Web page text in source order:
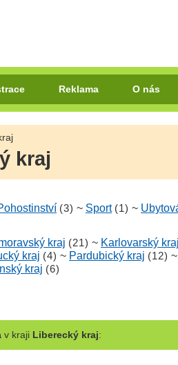
Reklama O nás
kraj
(3) ~ Sport (1) ~
kraj (21) ~ Karlovarský kraj
kraj (4) ~ Pardubický kraj (12) ~
kraj (6)
v kraji Liberecký kraj: